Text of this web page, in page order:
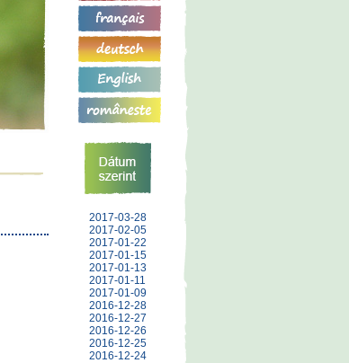
2017-03-28
2017-02-05
2017-01-22
2017-01-15
2017-01-13
2017-01-11
2017-01-09
2016-12-28
2016-12-27
2016-12-26
2016-12-25
2016-12-24